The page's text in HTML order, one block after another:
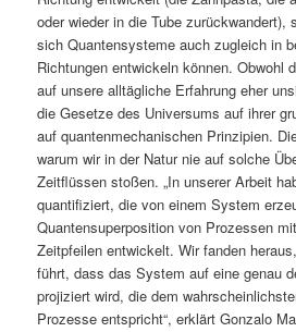
oder wieder in die Tube zurückwandert),
sich Quantensysteme auch zugleich in
Richtungen entwickeln können. Obwohl
auf unsere alltägliche Erfahrung eher
die Gesetze des Universums auf ihrer
auf quantenmechanischen Prinzipien.
warum wir in der Natur nie auf solche
Zeitflüssen stoßen. „In unserer Arbeit
quantifiziert, die von einem System
Quantensuperposition von Prozessen
Zeitpfeilen entwickelt. Wir fanden
führt, dass das System auf eine genau
projiziert wird, die dem
Prozesse entspricht“, erklärt Gonzalo